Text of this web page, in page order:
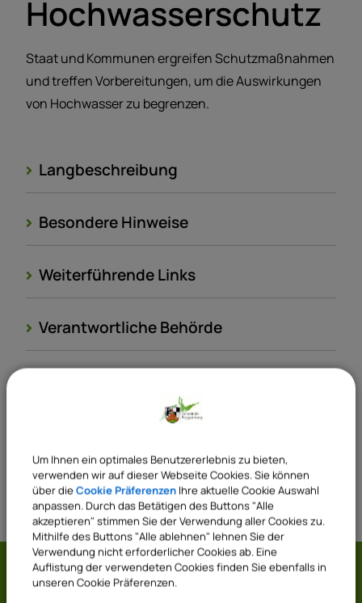
Hochwasserschutz
Staat und Kommunen ergreifen Schutzmaßnahmen
und treffen Vorbereitungen, um die Auswirkungen
von Hochwasser zu begrenzen.
Langbeschreibung
Besondere Hinweise
Weiterführende Links
Verantwortliche Behörde
41 Bauamt allgemein
Gemeinde Roggenburg
Um Ihnen ein optimales Benutzererlebnis zu bieten,
verwenden wir auf dieser Webseite Cookies. Sie können
über die Cookie Präferenzen Ihre aktuelle Cookie Auswahl
anpassen. Durch das Betätigen des Buttons "Alle
akzeptieren" stimmen Sie der Verwendung aller Cookies zu.
Mithilfe des Buttons "Alle ablehnen" lehnen Sie der
Verwendung nicht erforderlicher Cookies ab. Eine
Auflistung der verwendeten Cookies finden Sie ebenfalls in
unseren Cookie Präferenzen.